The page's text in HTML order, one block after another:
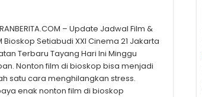
– Update Jadwal Film &
Bioskop Setiabudi XXI Cinema 21 Jakarta
Terbaru Tayang Hari Ini Minggu
Nonton film di bioskop bisa menjadi
satu cara menghilangkan stress.
enak nonton film di bioskop